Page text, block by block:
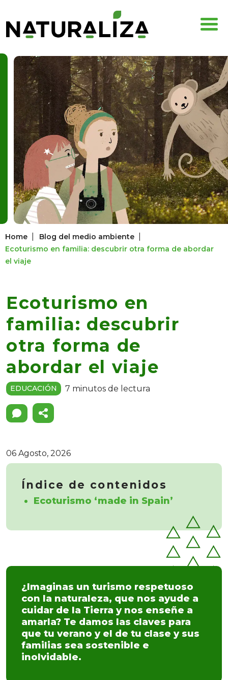
Home Blog del medio ambiente
Ecoturismo en familia: descubrir otra forma de abordar
el viaje
Ecoturismo en
familia: descubrir
otra forma de
abordar el viaje
EDUCACIÓN 7 minutos de lectura
06 Agosto, 2026
¿Imaginas un turismo respetuoso
con la naturaleza, que nos ayude a
cuidar de la Tierra y nos enseñe a
amarla? Te damos las claves para
que tu verano y el de tu clase y sus
familias sea sostenible e
inolvidable.
Índice de contenidos
Ecoturismo ‘made in Spain’